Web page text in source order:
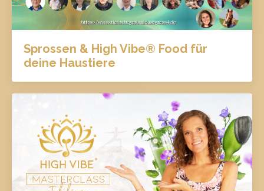
Sprossen & High Vibe® Food für
deine Haustiere